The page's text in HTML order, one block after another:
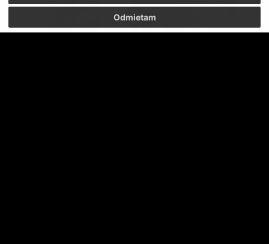
Odmietam